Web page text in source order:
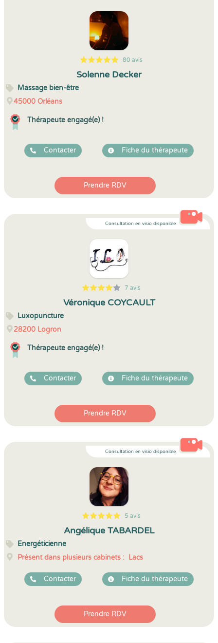
5
1
5
80 80 avis
Solenne Decker
Massage bien-être
45000 Orléans
Thérapeute engagé(e) !
Contacter Fiche du thérapeute
Prendre RDV
Consultation en visio disponible
5
1
4
7 7 avis
Véronique COYCAULT
Luxopuncture
28200 Logron
Thérapeute engagé(e) !
Contacter Fiche du thérapeute
Prendre RDV
Consultation en visio disponible
5
1
5
5 5 avis
Angélique TABARDEL
Energéticienne
Présent dans plusieurs cabinets : Lacs
Contacter Fiche du thérapeute
Prendre RDV